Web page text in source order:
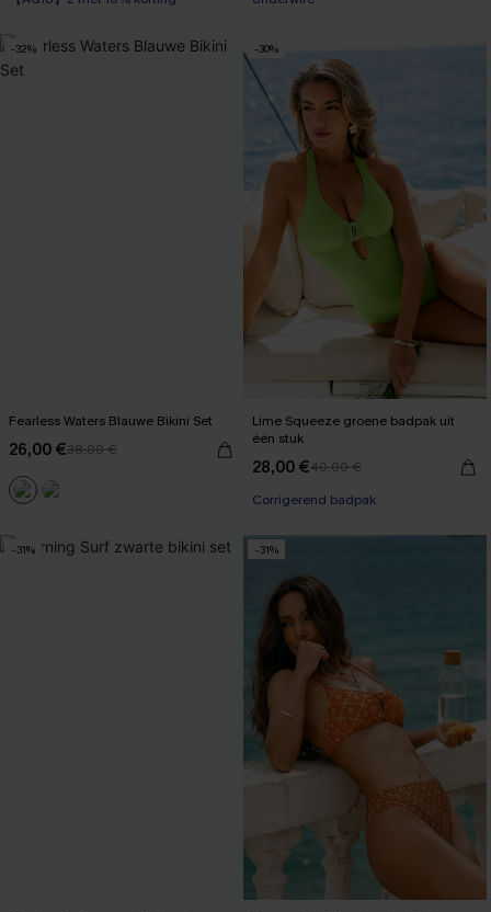
-32%
Fearless Waters Blauwe Bikini Set
26,00 €38,00 €
-30%
Lime Squeeze groene badpak uit
één stuk
28,00 €40,00 €
Corrigerend badpak
-31% -31%